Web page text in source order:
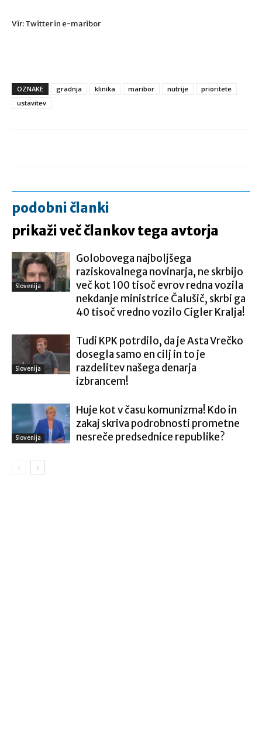
Vir: Twitter in e-maribor
OZNAKE gradnja klinika maribor nutrije
prioritete
ustavitev
podobni članki
prikaži več člankov tega avtorja
Slovenija
Golobovega najboljšega
raziskovalnega novinarja, ne skrbijo
več kot 100 tisoč evrov redna vozila
nekdanje ministrice Čalušič, skrbi ga
40 tisoč vredno vozilo Cigler Kralja!
Slovenija
Tudi KPK potrdilo, da je Asta Vrečko
dosegla samo en cilj in to je
razdelitev našega denarja
izbrancem!
Slovenija
Huje kot v času komunizma! Kdo in
zakaj skriva podrobnosti prometne
nesreče predsednice republike?